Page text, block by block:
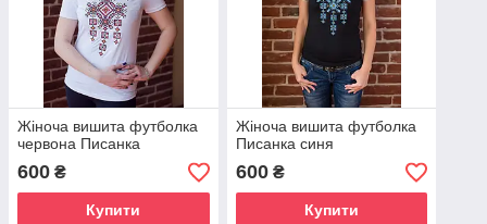
Жіноча вишита футболка
червона Писанка
600 ₴
Купити
Жіноча вишита футболка
Писанка синя
600₴
Купити